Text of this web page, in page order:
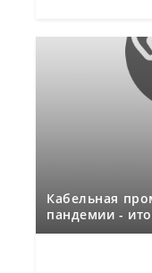
Кабельная
пандемии -